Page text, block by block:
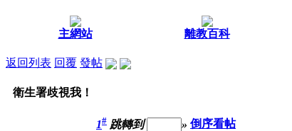
主網站 離教百科
返回列表 回覆 發帖
衛生署歧視我！
1# 跳轉到 » 倒序看帖